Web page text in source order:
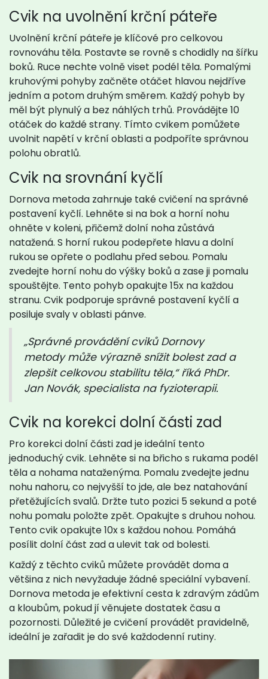
Cvik na uvolnění krční páteře
Uvolnění krční páteře je klíčové pro celkovou
rovnováhu těla. Postavte se rovně s chodidly na šířku
boků. Ruce nechte volně viset podél těla. Pomalými
kruhovými pohyby začněte otáčet hlavou nejdříve
jedním a potom druhým směrem. Každý pohyb by
měl být plynulý a bez náhlých trhů. Provádějte 10
otáček do každé strany. Tímto cvikem pomůžete
uvolnit napětí v krční oblasti a podpoříte správnou
polohu obratlů.
Cvik na srovnání kyčlí
Dornova metoda zahrnuje také cvičení na správné
postavení kyčlí. Lehněte si na bok a horní nohu
ohněte v koleni, přičemž dolní noha zůstává
natažená. S horní rukou podepřete hlavu a dolní
rukou se opřete o podlahu před sebou. Pomalu
zvedejte horní nohu do výšky boků a zase ji pomalu
spouštějte. Tento pohyb opakujte 15x na každou
stranu. Cvik podporuje správné postavení kyčlí a
posiluje svaly v oblasti pánve.
„Správné provádění cviků Dornovy
metody může výrazně snížit bolest zad a
zlepšit celkovou stabilitu těla,“ říká PhDr.
Jan Novák, specialista na fyzioterapii.
Cvik na korekci dolní části zad
Pro korekci dolní části zad je ideální tento
jednoduchý cvik. Lehněte si na břicho s rukama podél
těla a nohama nataženýma. Pomalu zvedejte jednu
nohu nahoru, co nejvyšší to jde, ale bez natahování
přetěžujících svalů. Držte tuto pozici 5 sekund a poté
nohu pomalu položte zpět. Opakujte s druhou nohou.
Tento cvik opakujte 10x s každou nohou. Pomáhá
posílit dolní část zad a ulevit tak od bolesti.
Každý z těchto cviků můžete provádět doma a
většina z nich nevyžaduje žádné speciální vybavení.
Dornova metoda je efektivní cesta k zdravým zádům
a kloubům, pokud jí věnujete dostatek času a
pozornosti. Důležité je cvičení provádět pravidelně,
ideální je zařadit je do své každodenní rutiny.